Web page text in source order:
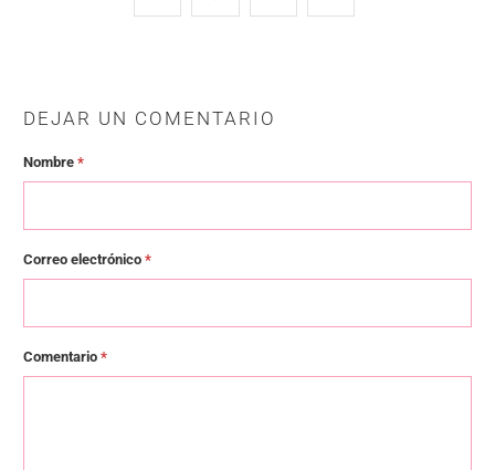
DEJAR UN COMENTARIO
Nombre*
Correo electrónico*
Comentario*